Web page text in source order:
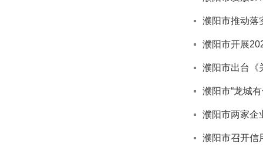
濮阳市推动落
濮阳市开展
濮阳市出台《
濮阳市“龙城
濮阳市两家企
濮阳市召开信